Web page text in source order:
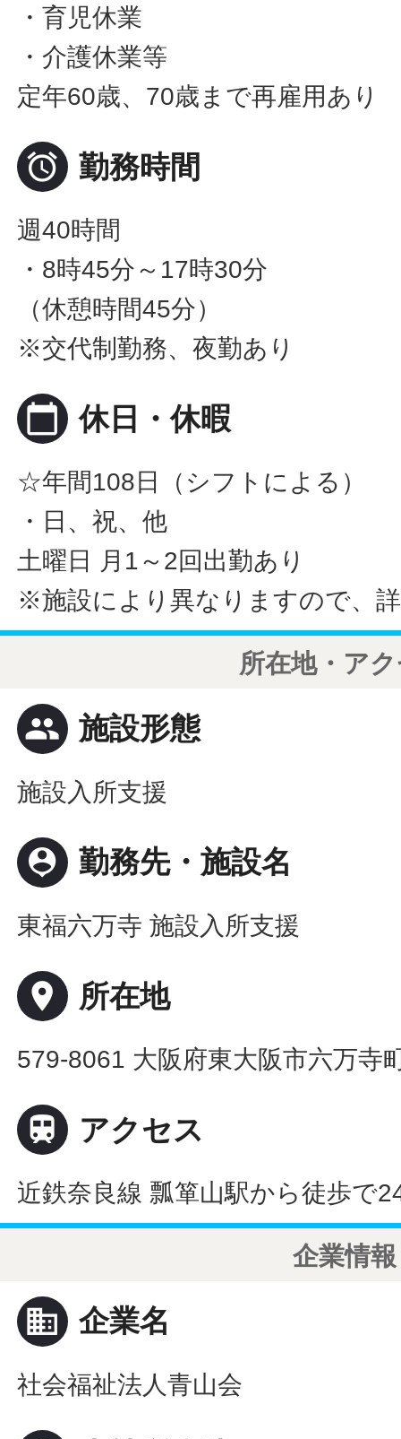
・育児休業
・介護休業等
定年60歳、70歳まで再雇用あり
 勤務時間
週40時間
・8時45分～17時30分
（休憩時間45分）
※交代制勤務、夜勤あり
calendar_today 休日・休暇
☆年間108日（シフトによる）
・日、祝、他
土曜日 月1～2回出勤あり
※施設により異なりますので、
所在地・ア
people 施設形態
施設入所支援
person_pin 勤務先・施設名
東福六万寺 施設入所支援
place 所在地
579-8061 大阪府東大阪市六万寺
 アクセス
近鉄奈良線 瓢箪山駅から徒歩で
企業情報
business 企業名
社会福祉法人青山会